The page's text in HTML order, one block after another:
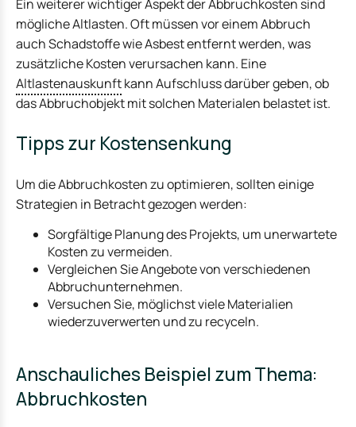
Ein weiterer wichtiger Aspekt der Abbruchkosten sind
mögliche Altlasten. Oft müssen vor einem Abbruch
auch Schadstoffe wie Asbest entfernt werden, was
zusätzliche Kosten verursachen kann. Eine
Altlastenauskunftkann Aufschluss darüber geben, ob
das Abbruchobjekt mit solchen Materialen belastet ist.
Tipps zur Kostensenkung
Um die Abbruchkosten zu optimieren, sollten einige
Strategien in Betracht gezogen werden:
Sorgfältige Planung des Projekts, um unerwartete
Kosten zu vermeiden.
Vergleichen Sie Angebote von verschiedenen
Abbruchunternehmen.
Versuchen Sie, möglichst viele Materialien
wiederzuverwerten und zu recyceln.
Anschauliches Beispiel zum Thema:
Abbruchkosten